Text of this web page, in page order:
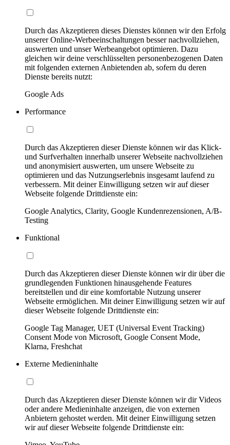
Durch das Akzeptieren dieses Dienstes können wir den Erfolg
unserer Online-Werbeeinschaltungen besser nachvollziehen,
auswerten und unser Werbeangebot optimieren. Dazu
gleichen wir deine verschlüsselten personenbezogenen Daten
mit folgenden externen Anbietenden ab, sofern du deren
Dienste bereits nutzt:
Google Ads
Performance
Durch das Akzeptieren dieser Dienste können wir das Klick-
und Surfverhalten innerhalb unserer Webseite nachvollziehen
und anonymisiert auswerten, um unsere Webseite zu
optimieren und das Nutzungserlebnis insgesamt laufend zu
verbessern. Mit deiner Einwilligung setzen wir auf dieser
Webseite folgende Drittdienste ein:
Google Analytics, Clarity, Google Kundenrezensionen, A/B-
Testing
Funktional
Durch das Akzeptieren dieser Dienste können wir dir über die
grundlegenden Funktionen hinausgehende Features
bereitstellen und dir eine komfortable Nutzung unserer
Webseite ermöglichen. Mit deiner Einwilligung setzen wir auf
dieser Webseite folgende Drittdienste ein:
Google Tag Manager, UET (Universal Event Tracking)
Consent Mode von Microsoft, Google Consent Mode,
Klarna, Freshchat
Externe Medieninhalte
Durch das Akzeptieren dieser Dienste können wir dir Videos
oder andere Medieninhalte anzeigen, die von externen
Anbietern gehostet werden. Mit deiner Einwilligung setzen
wir auf dieser Webseite folgende Drittdienste ein: